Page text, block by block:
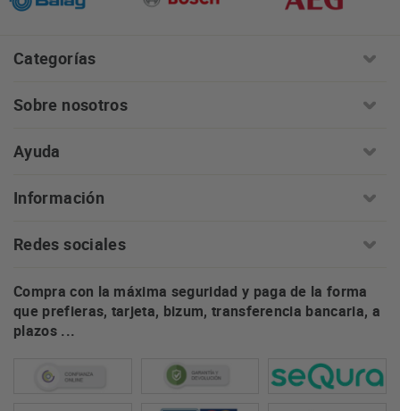
Categorías
Sobre nosotros
Ayuda
Información
Redes sociales
Compra con la máxima seguridad y paga de la forma
que prefieras, tarjeta, bizum, transferencia bancaria, a
plazos ...